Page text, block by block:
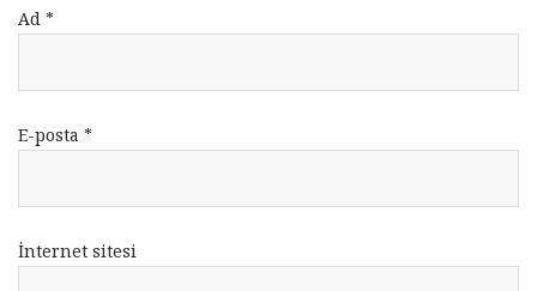
Ad *
E-posta *
İnternet sitesi